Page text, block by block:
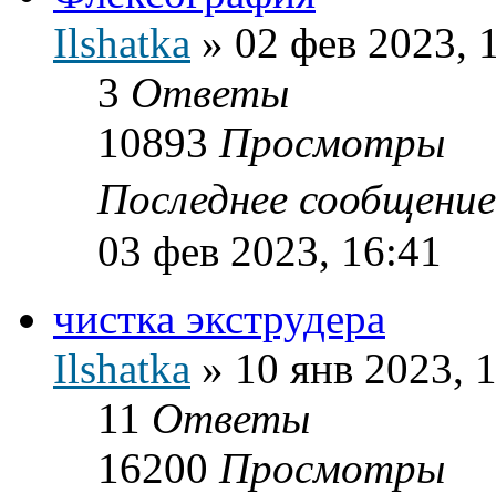
Ilshatka » 02 фев 2023,
3 Ответы
10893 Просмотры
Последнее
03 фев 2023, 16:41
чистка экструдера
Ilshatka » 10 янв 2023,
11 Ответы
16200 Просмотры